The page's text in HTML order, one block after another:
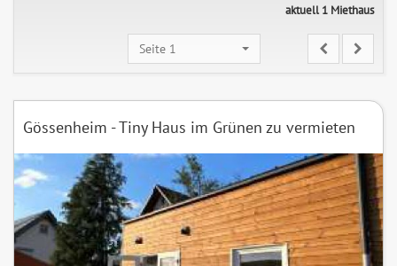
aktuell 1 Miethaus
Seite 1
Gössenheim - Tiny Haus im Grünen zu vermieten